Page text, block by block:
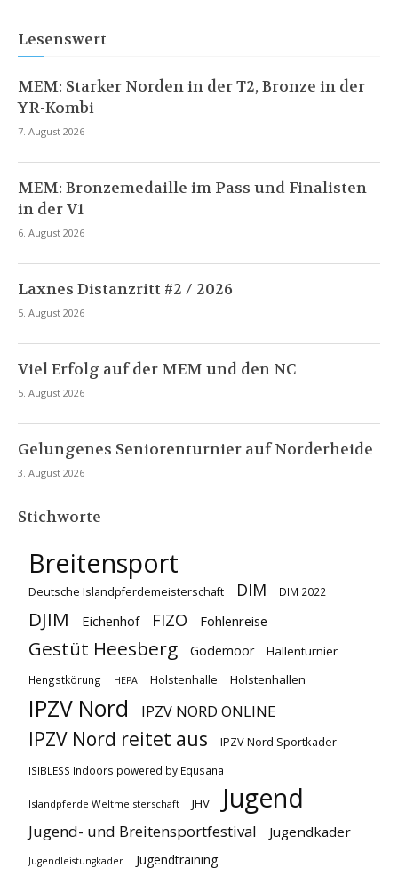
Lesenswert
MEM: Starker Norden in der T2, Bronze in der
YR-Kombi
7. August 2026
MEM: Bronzemedaille im Pass und Finalisten
in der V1
6. August 2026
Laxnes Distanzritt #2 / 2026
5. August 2026
Viel Erfolg auf der MEM und den NC
5. August 2026
Gelungenes Seniorenturnier auf Norderheide
3. August 2026
Stichworte
Breitensport
Deutsche Islandpferdemeisterschaft DIM DIM 2022
DJIM Eichenhof FIZO Fohlenreise
Gestüt Heesberg Godemoor Hallenturnier
Hengstkörung HEPA Holstenhalle Holstenhallen
IPZV Nord IPZV NORD ONLINE
IPZV Nord reitet aus IPZV Nord Sportkader
ISIBLESS Indoors powered by Equsana
Islandpferde Weltmeisterschaft JHV Jugend
Jugend- und Breitensportfestival Jugendkader
Jugendleistungkader Jugendtraining